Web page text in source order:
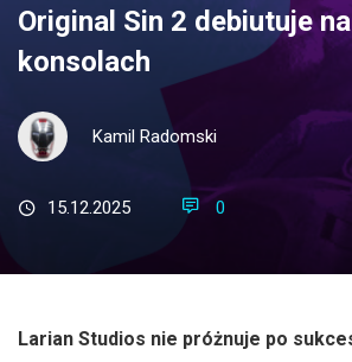
Original Sin 2 debiutuje
konsolach
Kamil Radomski
15.12.2025 0
Larian Studios nie próżnuje po